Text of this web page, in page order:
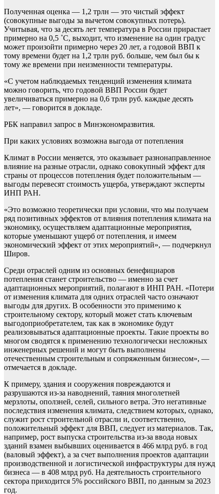
Полученная оценка — 1,2 трлн — это чистый эффект
(совокупные выгоды за вычетом совокупных потерь).
Учитывая, что за десять лет температура в России прирастает
примерно на 0,5 ˚С, выходит, что изменение на один градус
может произойти примерно через 20 лет, а годовой ВВП к
тому времени будет на 1,2 трлн руб. больше, чем был бы к
тому же времени при неизменности температуры.
«С учетом наблюдаемых тенденций изменения климата
можно говорить, что годовой ВВП России будет
увеличиваться примерно на 0,6 трлн руб. каждые десять
лет», — говорится в докладе.
РБК направил запрос в Минэкономразвития.
При каких условиях возможна выгода от потепления
Климат в России меняется, это оказывает разнонаправленное
влияние на разные отрасли, однако совокупный эффект для
страны от процессов потепления будет положительным —
выгоды перевесят стоимость ущерба, утверждают эксперты
ИНП РАН.
«Это возможно теоретически при условии, что мы получаем
ряд позитивных эффектов от влияния потепления климата на
экономику, осуществляем адаптационные мероприятия,
которые уменьшают ущерб от потепления, и имеем
экономический эффект от этих мероприятий», — подчеркнул
Широв.
Среди отраслей одним из основных бенефициаров
потепления станет строительство — именно за счет
адаптационных мероприятий, полагают в ИНП РАН. «Потери
от изменения климата для одних отраслей часто означают
выгоды для других. В особенности это применимо к
строительному сектору, который может стать ключевым
выгодоприобретателем, так как в экономике будут
реализовываться адаптационные проекты. Такие проекты во
многом сводятся к применению технологически несложных
инженерных решений и могут быть выполнены
отечественным строительным и сопряженным бизнесом», —
отмечается в докладе.
К примеру, здания и сооружения повреждаются и
разрушаются из-за наводнений, таяния многолетней
мерзлоты, оползней, селей, сильного ветра. Это негативные
последствия изменения климата, следствием которых, однако,
служит рост строительной отрасли и, соответственно,
положительный эффект для ВВП, следует из материалов. Так,
например, рост выпуска строительства из-за ввода новых
зданий взамен выбывших оценивается в 466 млрд руб. в год
(валовый эффект), а за счет выполнения проектов адаптации
производственной и логистической инфраструктуры для нужд
бизнеса — в 408 млрд руб. На деятельность строительного
сектора приходится 5% российского ВВП, по данным за 2023
год.